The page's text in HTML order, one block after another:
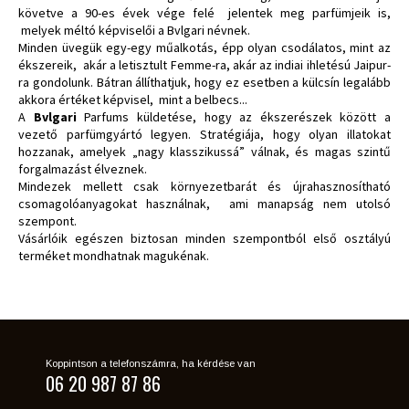
követve a 90-es évek vége felé jelentek meg parfümjeik is,
melyek méltó képviselői a Bvlgari névnek.
Minden üvegük egy-egy műalkotás, épp olyan csodálatos, mint az
ékszereik, akár a letisztult Femme-ra, akár az indiai ihletésú Jaipur-
ra gondolunk. Bátran állíthatjuk, hogy ez esetben a külcsín legalább
akkora értéket képvisel, mint a belbecs...
A BvlgariParfums küldetése, hogy az ékszerészek között a
vezető parfümgyártó legyen. Stratégiája, hogy olyan illatokat
hozzanak, amelyek „nagy klasszikussá” válnak, és magas szintű
forgalmazást élveznek.
Mindezek mellett csak környezetbarát és újrahasznosítható
csomagolóanyagokat használnak, ami manapság nem utolsó
szempont.
Vásárlóik egészen biztosan minden szempontból első osztályú
terméket mondhatnak magukénak.
Koppintson a telefonszámra, ha kérdése van
06 20 987 87 86